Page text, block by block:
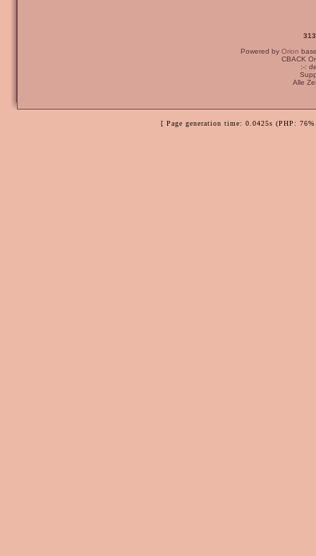
Powered by Orion
CBACK
:-:
Alle
[ Page generation time: 0.0425s (PHP: